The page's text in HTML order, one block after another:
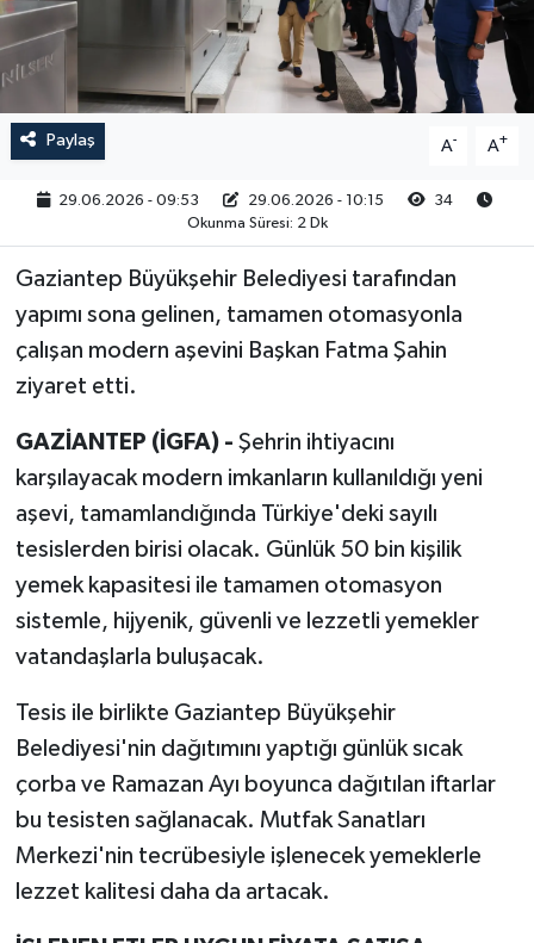
Paylaş A- A+
29.06.2026 - 09:53 29.06.2026 - 10:15
34
Okunma Süresi: 2 Dk
Gaziantep Büyükşehir Belediyesi tarafından
yapımı sona gelinen, tamamen otomasyonla
çalışan modern aşevini Başkan Fatma Şahin
ziyaret etti.
GAZİANTEP (İGFA) - Şehrin ihtiyacını
karşılayacak modern imkanların kullanıldığı yeni
aşevi, tamamlandığında Türkiye'deki sayılı
tesislerden birisi olacak. Günlük 50 bin kişilik
yemek kapasitesi ile tamamen otomasyon
sistemle, hijyenik, güvenli ve lezzetli yemekler
vatandaşlarla buluşacak.
Tesis ile birlikte Gaziantep Büyükşehir
Belediyesi'nin dağıtımını yaptığı günlük sıcak
çorba ve Ramazan Ayı boyunca dağıtılan iftarlar
bu tesisten sağlanacak. Mutfak Sanatları
Merkezi'nin tecrübesiyle işlenecek yemeklerle
lezzet kalitesi daha da artacak.